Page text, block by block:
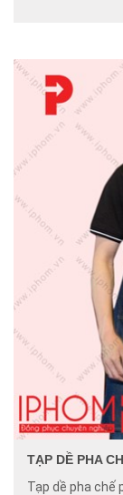
TẠP DỀ PHA
Tạp dề pha chế